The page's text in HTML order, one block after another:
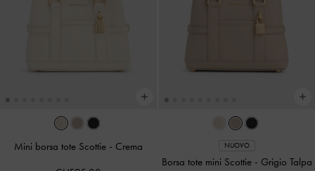
Mini borsa tote Scottie - Crema NUOVO
Borsa tote mini Scottie - Grigio Talpa